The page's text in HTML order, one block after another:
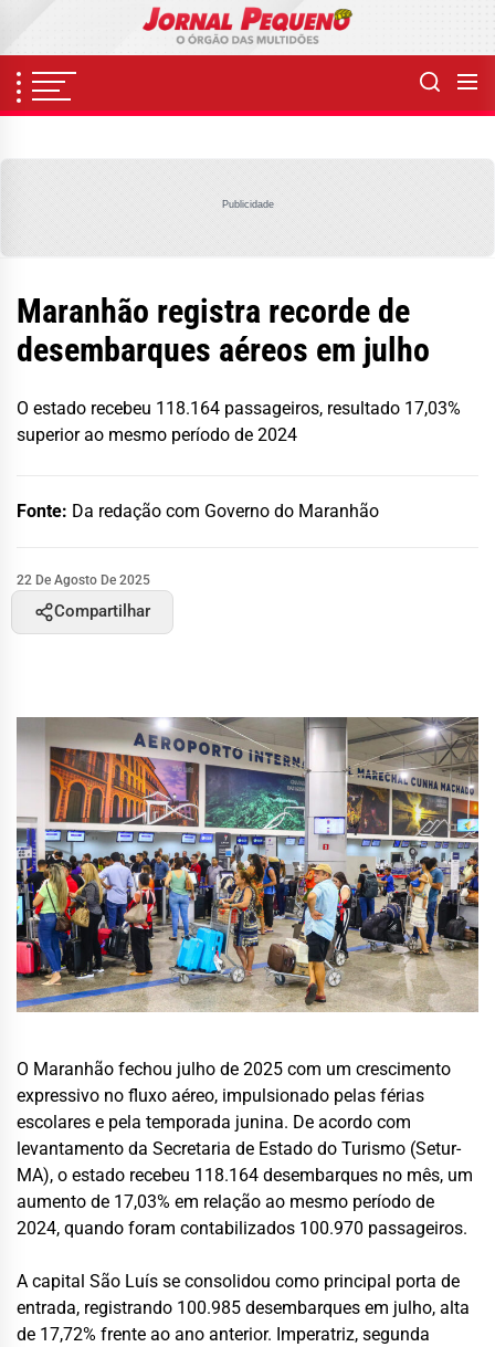
content
Publicidade
Maranhão registra recorde de
desembarques aéreos em julho
O estado recebeu 118.164 passageiros, resultado 17,03%
superior ao mesmo período de 2024
Fonte: Da redação com Governo do Maranhão
22 De Agosto De 2025
Compartilhar
O Maranhão fechou julho de 2025 com um crescimento
expressivo no fluxo aéreo, impulsionado pelas férias
escolares e pela temporada junina. De acordo com
levantamento da Secretaria de Estado do Turismo (Setur-
MA), o estado recebeu 118.164 desembarques no mês, um
aumento de 17,03% em relação ao mesmo período de
2024, quando foram contabilizados 100.970 passageiros.
A capital São Luís se consolidou como principal porta de
entrada, registrando 100.985 desembarques em julho, alta
de 17,72% frente ao ano anterior. Imperatriz, segunda